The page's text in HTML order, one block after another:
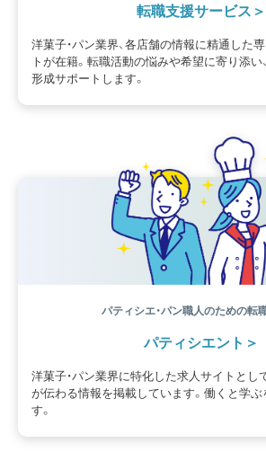
転職支援サービス
洋菓子・パン業界、各店舗の情報に精通した
トが在籍。転職活動の悩みや希望に寄り添い
形成サポートします。
パティシエ・パン職人のための転
パティシエント
洋菓子・パン業界に特化した求人サイトとし
が伝わる情報を掲載しています。働くと学
す。